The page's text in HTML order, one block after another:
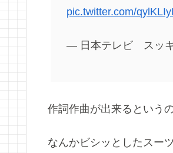
pic.twitter.com/
— 日本テレビ スッ
作詞作曲が出来るという
なんかビシッとしたスー